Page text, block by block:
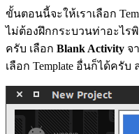
ขั้นตอนนี้จะให้เราเลือก
ไม่ต้องฝึกกระบวนท่าอะไร
ครับ เลือก Blank Activity จ
เลือก Template อื่นก็ได้ครับ